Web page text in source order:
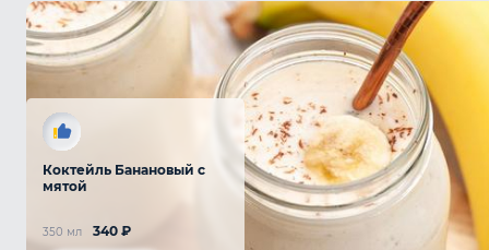
Коктейль Банановый с
мятой
340 ₽
350 мл